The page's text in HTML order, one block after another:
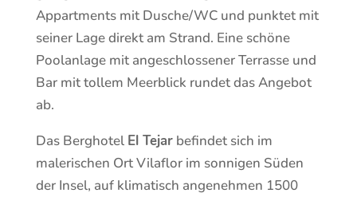
Appartments mit Dusche/WC und punktet mit
seiner Lage direkt am Strand. Eine schöne
Poolanlage mit angeschlossener Terrasse und
Bar mit tollem Meerblick rundet das Angebot
ab.
Das Berghotel El Tejarbefindet sich im
malerischen Ort Vilaflor im sonnigen Süden
der Insel, auf klimatisch angenehmen 1500